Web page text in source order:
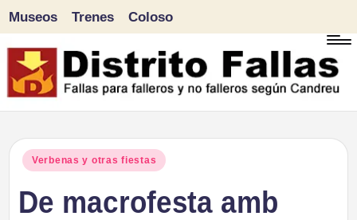
Saltar
al
Museos Trenes Coloso
Publicado
Verbenas y otras fiestas
De macrofesta amb